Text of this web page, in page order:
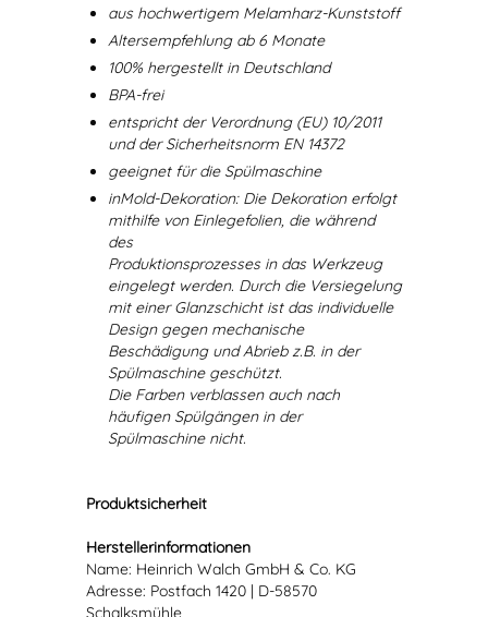
aus hochwertigem Melamharz-Kunststoff
Altersempfehlung ab 6 Monate
100% hergestellt in Deutschland
BPA-frei
entspricht der Verordnung (EU) 10/2011
und der Sicherheitsnorm EN 14372
geeignet für die Spülmaschine
inMold-Dekoration: Die Dekoration erfolgt
mithilfe von Einlegefolien, die während
des
Produktionsprozesses in das Werkzeug
eingelegt werden. Durch die Versiegelung
mit einer Glanzschicht ist das individuelle
Design gegen mechanische
Beschädigung und Abrieb z.B. in der
Spülmaschine geschützt.
Die Farben verblassen auch nach
häufigen Spülgängen in der
Spülmaschine nicht.
Produktsicherheit
Herstellerinformationen
Name: Heinrich Walch GmbH & Co. KG
Adresse: Postfach 1420 | D-58570
Schalksmühle